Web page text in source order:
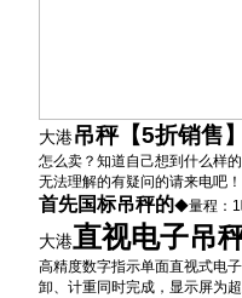
大港吊秤【5折销售
怎么卖？知道自己想到什么样
无法理解的有疑问的请来电吧！
首先国标吊秤的◆量程： 1
大港直视电子吊
高精度数字指示单面直视式电
卸、计重同时完成，显示屏为